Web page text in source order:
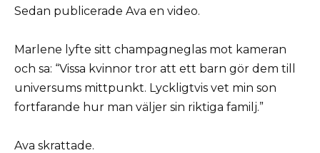
Sedan publicerade Ava en video.
Marlene lyfte sitt champagneglas mot kameran
och sa: “Vissa kvinnor tror att ett barn gör dem till
universums mittpunkt. Lyckligtvis vet min son
fortfarande hur man väljer sin riktiga familj.”
Ava skrattade.